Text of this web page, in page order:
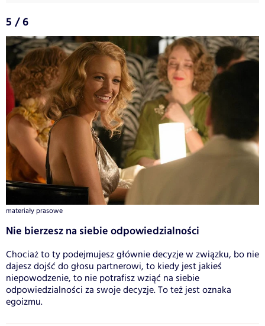
5 / 6
materiały prasowe
Nie bierzesz na siebie odpowiedzialności
Chociaż to ty podejmujesz głównie decyzje w związku, bo nie
dajesz dojść do głosu partnerowi, to kiedy jest jakieś
niepowodzenie, to nie potrafisz wziąć na siebie
odpowiedzialności za swoje decyzje. To też jest oznaka
egoizmu.